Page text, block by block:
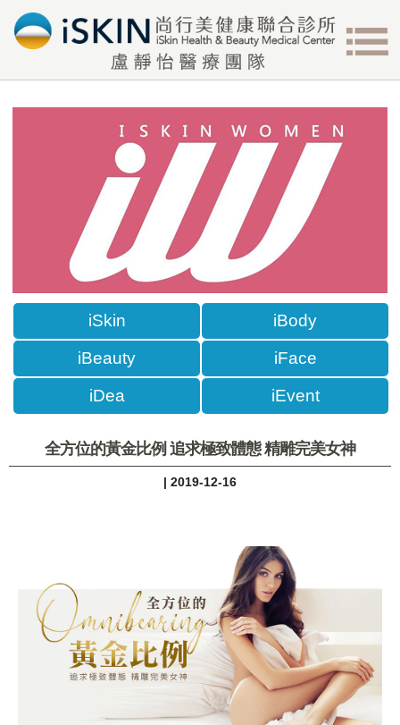
iSkin
iBeauty
iDea
iBody
iFace
iEvent
全方位的黃金比例 追求極致體態 精雕完美女神
| 2019-12-16